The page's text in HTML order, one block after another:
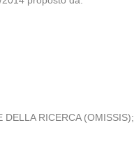
DELLA RICERCA (OMISSIS);